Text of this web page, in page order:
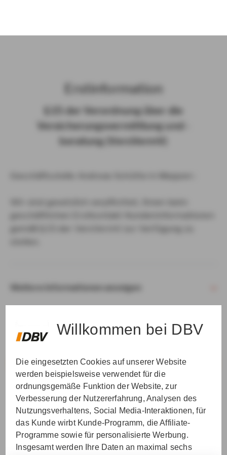
Willkommen bei DBV
Die eingesetzten Cookies auf unserer Website
werden beispielsweise verwendet für die
ordnungsgemäße Funktion der Website, zur
Verbesserung der Nutzererfahrung, Analysen des
Nutzungsverhaltens, Social Media-Interaktionen, für
das Kunde wirbt Kunde-Programm, die Affiliate-
Programme sowie für personalisierte Werbung.
Insgesamt werden Ihre Daten an maximal sechs
Erst­in­for­ma­ti­on
§ 15 der Ver­ord­nung über die
Ver­si­che­rungs­ver­mitt­lung und -​
beratung (Vers­VermV)
Weitere Informationen anzeigen
VER­STAN­DEN & WEI­TER